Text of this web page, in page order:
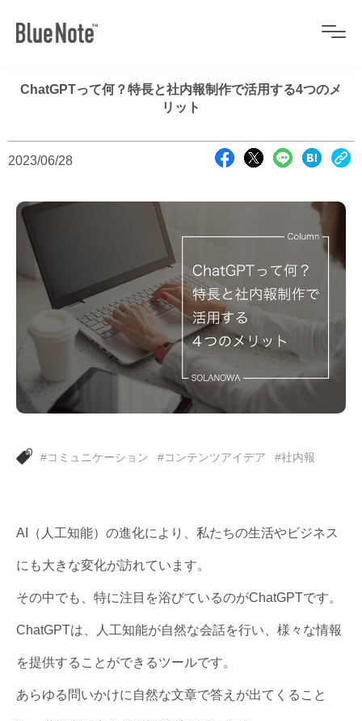
ChatGPTって何？特長と社内報制作で活用する4つのメ
リット
2023/06/28
#コミュニケーション #コンテンツアイデア #社内報
AI（人工知能）の進化により、私たちの生活やビジネス
にも大きな変化が訪れています。
その中でも、特に注目を浴びているのがChatGPTです。
ChatGPTは、人工知能が自然な会話を行い、様々な情報
を提供することができるツールです。
あらゆる問いかけに自然な文章で答えが出てくること